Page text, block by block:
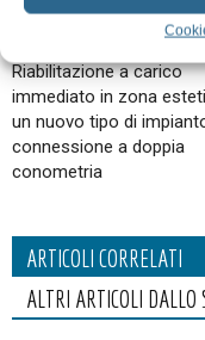
Riabilitazione a carico
immediato in zona
un nuovo tipo di
connessione a doppia
conometria
ARTICOLI CORRELATI
ALTRI ARTICOLI DALLO